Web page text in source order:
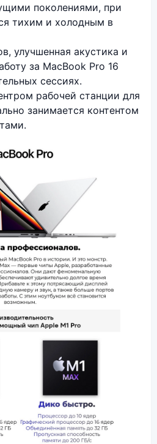
поколениями, при
тихим и холодным в
улучшенная акустика и
за MacBook Pro 16
сессиях.
рабочей станции для
занимается контентом